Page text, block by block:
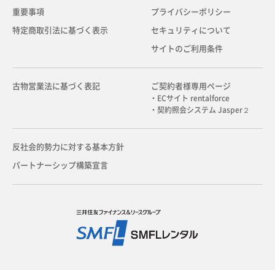
重要事項
特定商取引法に基づく表示
プライバシーポリシー
セキュリティについて
サイトのご利用条件
古物営業法に基づく表記 ご契約者様専用ページ
・ECサイト rentalforce
・契約照会システム Jasper２
反社会的勢力に対する基本方針
パートナーシップ構築宣言